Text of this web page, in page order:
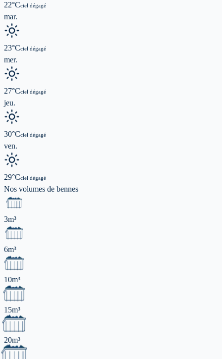
22°Cciel dégagé
mar.
23°Cciel dégagé
mer.
27°Cciel dégagé
jeu.
30°Cciel dégagé
ven.
29°Cciel dégagé
Nos volumes de bennes
3m³
6m³
10m³
15m³
20m³